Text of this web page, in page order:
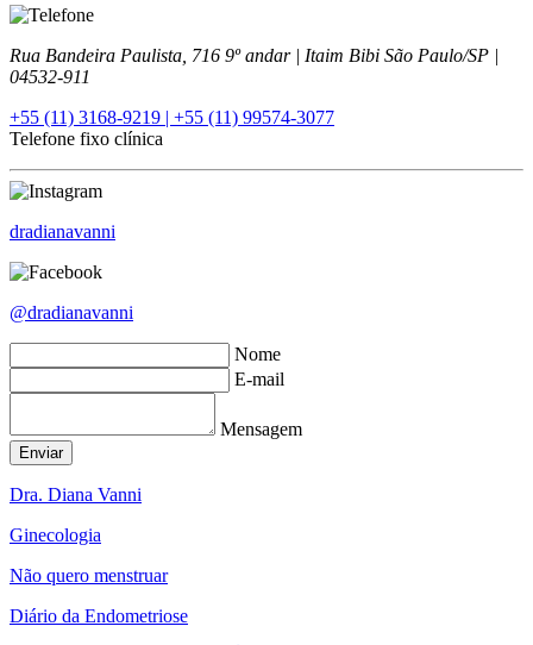
Rua Bandeira Paulista, 716 9º andar | Itaim Bibi São Paulo/SP |
04532-911
+55 (11) 3168-9219 | +55 (11) 99574-3077
Telefone fixo clínica
dradianavanni
@dradianavanni
Nome
E-mail
Mensagem
Dra. Diana Vanni
Ginecologia
Não quero menstruar
Diário da Endometriose